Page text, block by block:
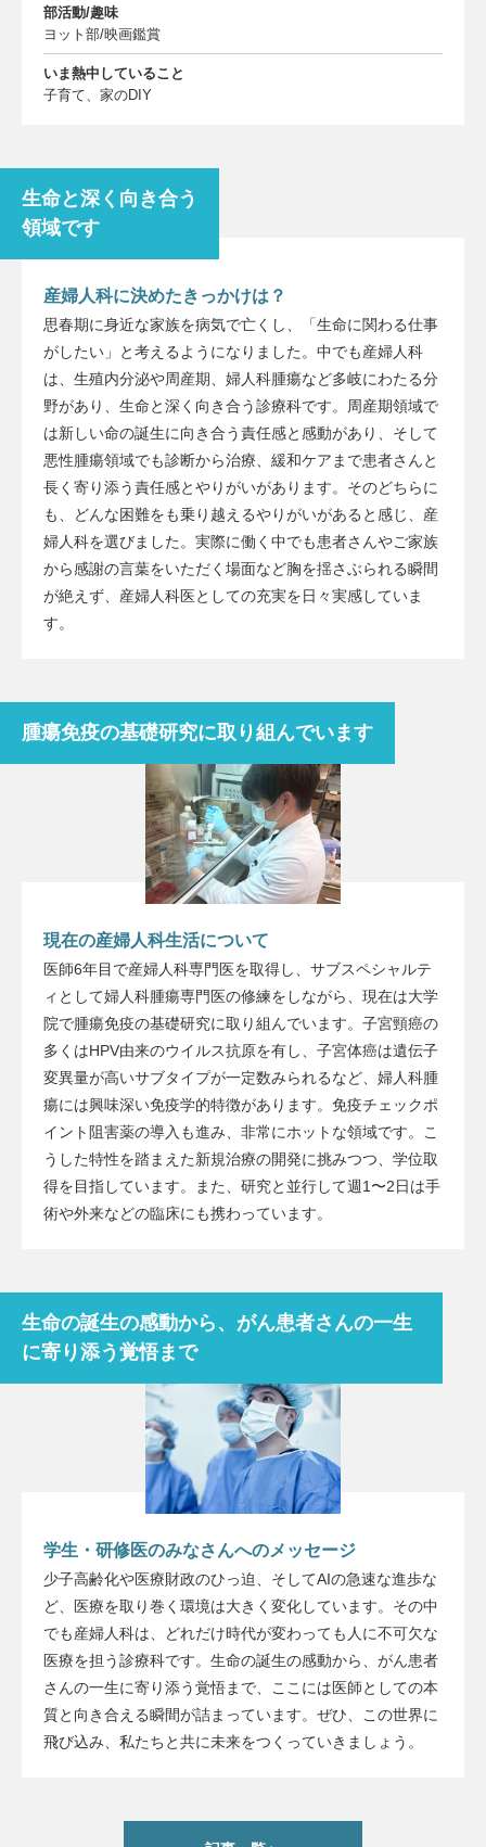
部活動/趣味
ヨット部/映画鑑賞
いま熱中していること
子育て、家のDIY
生命と深く向き合う
領域です
産婦人科に決めたきっかけは？
思春期に身近な家族を病気で亡くし、「生命に関わる仕事
がしたい」と考えるようになりました。中でも産婦人科
は、生殖内分泌や周産期、婦人科腫瘍など多岐にわたる分
野があり、生命と深く向き合う診療科です。周産期領域で
は新しい命の誕生に向き合う責任感と感動があり、そして
悪性腫瘍領域でも診断から治療、緩和ケアまで患者さんと
長く寄り添う責任感とやりがいがあります。そのどちらに
も、どんな困難をも乗り越えるやりがいがあると感じ、産
婦人科を選びました。実際に働く中でも患者さんやご家族
から感謝の言葉をいただく場面など胸を揺さぶられる瞬間
が絶えず、産婦人科医としての充実を日々実感していま
す。
腫瘍免疫の基礎研究に取り組んでいます
現在の産婦人科生活について
医師6年目で産婦人科専門医を取得し、サブスペシャルテ
ィとして婦人科腫瘍専門医の修練をしながら、現在は大学
院で腫瘍免疫の基礎研究に取り組んでいます。子宮頸癌の
多くはHPV由来のウイルス抗原を有し、子宮体癌は遺伝子
変異量が高いサブタイプが一定数みられるなど、婦人科腫
瘍には興味深い免疫学的特徴があります。免疫チェックポ
イント阻害薬の導入も進み、非常にホットな領域です。こ
うした特性を踏まえた新規治療の開発に挑みつつ、学位取
得を目指しています。また、研究と並行して週1〜2日は手
術や外来などの臨床にも携わっています。
生命の誕生の感動から、がん患者さんの一生
に寄り添う覚悟まで
学生・研修医のみなさんへのメッセージ
少子高齢化や医療財政のひっ迫、そしてAIの急速な進歩な
ど、医療を取り巻く環境は大きく変化しています。その中
でも産婦人科は、どれだけ時代が変わっても人に不可欠な
医療を担う診療科です。生命の誕生の感動から、がん患者
さんの一生に寄り添う覚悟まで、ここには医師としての本
質と向き合える瞬間が詰まっています。ぜひ、この世界に
飛び込み、私たちと共に未来をつくっていきましょう。